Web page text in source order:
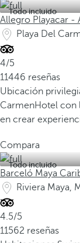
Todo incluido
Allegro Playacar -
Playa Del
4/5
11446 reseñas
Ubicación
CarmenHotel con
en crear
Compara
Todo incluido
Barceló Maya
Riviera Maya,
4.5/5
11562 reseñas